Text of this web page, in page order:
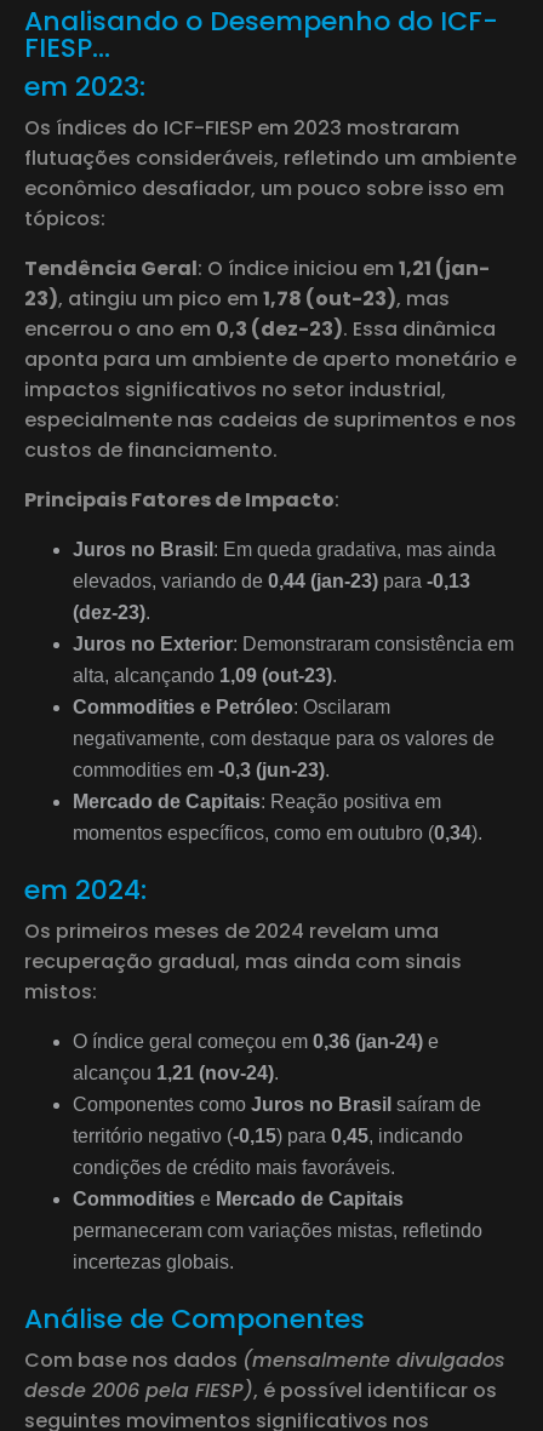
Analisando o Desempenho do ICF-
FIESP…
em 2023:
Os índices do ICF-FIESP em 2023 mostraram
flutuações consideráveis, refletindo um ambiente
econômico desafiador, um pouco sobre isso em
tópicos:
Tendência Geral: O índice iniciou em 1,21 (jan-
23), atingiu um pico em 1,78 (out-23), mas
encerrou o ano em 0,3 (dez-23). Essa dinâmica
aponta para um ambiente de aperto monetário e
impactos significativos no setor industrial,
especialmente nas cadeias de suprimentos e nos
custos de financiamento.
Principais Fatores de Impacto:
Juros no Brasil : Em queda gradativa, mas ainda
elevados, variando de 0,44 (jan-23) para -0,13
(dez-23).
Juros no Exterior: Demonstraram consistência em
alta, alcançando 1,09 (out-23).
Commodities e Petróleo: Oscilaram
negativamente, com destaque para os valores de
commodities em -0,3 (jun-23).
Mercado de Capitais: Reação positiva em
momentos específicos, como em outubro (0,34).
em 2024:
Os primeiros meses de 2024 revelam uma
recuperação gradual, mas ainda com sinais
mistos:
O índice geral começou em 0,36 (jan-24) e
alcançou 1,21 (nov-24).
Componentes como Juros no Brasil saíram de
território negativo (-0,15) para 0,45, indicando
condições de crédito mais favoráveis.
Commodities e Mercado de Capitais
permaneceram com variações mistas, refletindo
incertezas globais.
Análise de Componentes
Com base nos dados (mensalmente divulgados
desde 2006 pela FIESP), é possível identificar os
seguintes movimentos significativos nos